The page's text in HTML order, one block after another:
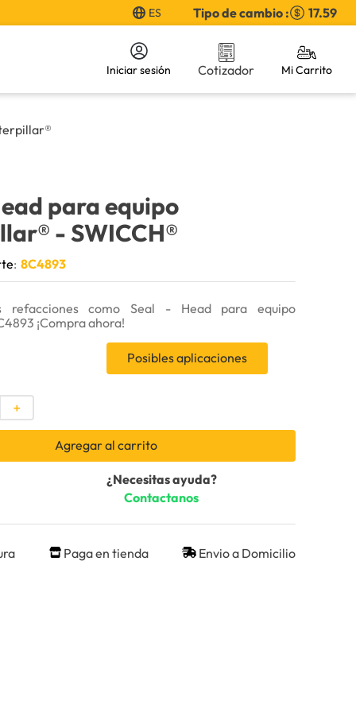
ES Tipo de cambio : 17.59
Iniciar sesión Cotizador
para equipo
- SWICCH®
: 8C4893
refacciones como Seal - Head para equipo
¡Compra ahora!
Posibles aplicaciones
＋
Agregar al carrito
¿Necesitas ayuda?
Contactanos
Paga en tienda Envio a Domicilio